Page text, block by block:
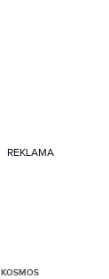
REKLAMA
KOSMOS